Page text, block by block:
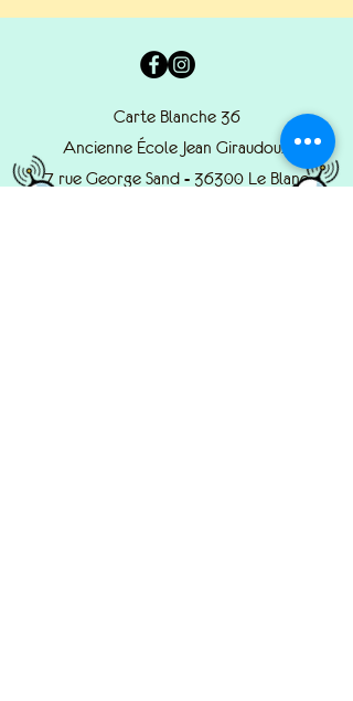
Carte Blanche 36
Ancienne École Jean Giraudoux
7 rue George Sand - 36300 Le Blanc